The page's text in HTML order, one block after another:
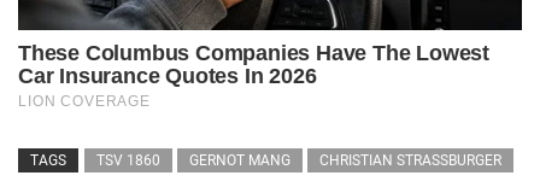
TAGS TSV 1860 GERNOT MANG CHRISTIAN STRASSBURGER